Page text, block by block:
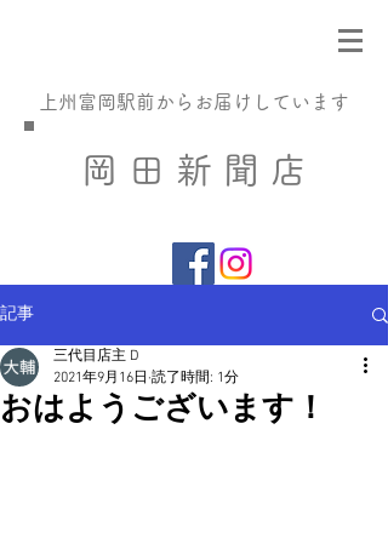
​上州富岡駅前からお届けしています
​岡 田 新 聞 店
記事
おはようございます！
三代目店主 D
2021年9月16日 読了時間: 1分